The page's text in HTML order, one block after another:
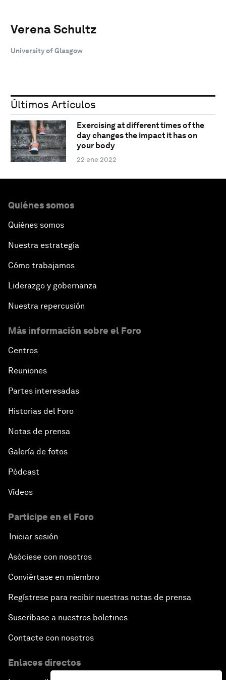
Verena Schultz
University of Glasgow
Últimos Artículos
Exercising at different times of the
day changes the impact it has on
your body
22 ene 2022
Quiénes somos
Quiénes somos
Nuestra estrategia
Cómo trabajamos
Liderazgo y gobernanza
Nuestra repercusión
Más información sobre el Foro
Centros
Reuniones
Partes interesadas
Historias del Foro
Notas de prensa
Galería de fotos
Pódcast
Vídeos
Participe en el Foro
Iniciar sesión
Asóciese con nosotros
Conviértase en miembro
Regístrese para recibir nuestras notas de prensa
Suscríbase a nuestros boletines
Contacte con nosotros
Enlaces directos